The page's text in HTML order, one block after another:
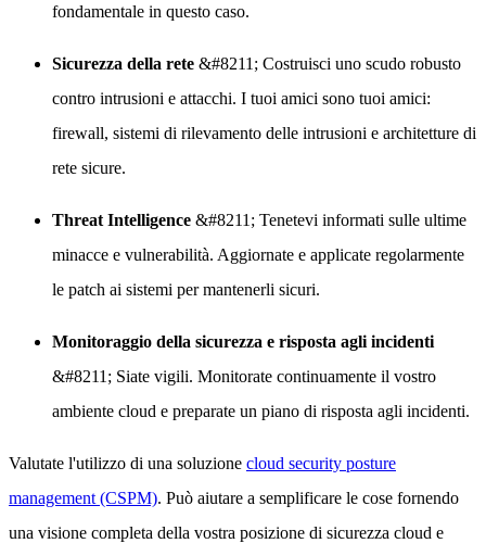
fondamentale in questo caso.
Sicurezza della rete &#8211; Costruisci uno scudo robusto
contro intrusioni e attacchi. I tuoi amici sono tuoi amici:
firewall, sistemi di rilevamento delle intrusioni e architetture di
rete sicure.
Threat Intelligence &#8211; Tenetevi informati sulle ultime
minacce e vulnerabilità. Aggiornate e applicate regolarmente
le patch ai sistemi per mantenerli sicuri.
Monitoraggio della sicurezza e risposta agli incidenti
&#8211; Siate vigili. Monitorate continuamente il vostro
ambiente cloud e preparate un piano di risposta agli incidenti.
Valutate l'utilizzo di una soluzione cloud security posture
management (CSPM). Può aiutare a semplificare le cose fornendo
una visione completa della vostra posizione di sicurezza cloud e